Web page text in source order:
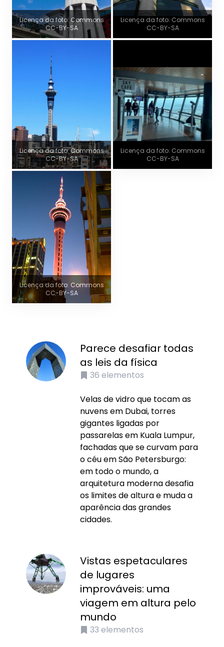
Licença da foto: Commons
CC-BY-SA
Licença da foto: Commons
CC-BY-SA
Licença da foto: Commons
CC-BY-SA
Licença da foto: Commons
CC-BY-SA
Licença da foto: Commons
CC-BY-SA
Parece desafiar todas
as leis da física
36 elementos
Velas de vidro que tocam as
nuvens em Dubai, torres
gigantes ligadas por
passarelas em Kuala Lumpur,
fachadas que se curvam para
o céu em São Petersburgo:
em todo o mundo, a
arquitetura moderna desafia
os limites de altura e muda a
aparência das grandes
cidades.
Vistas espetaculares
de lugares
improváveis: uma
viagem em altura pelo
mundo
33 elementos